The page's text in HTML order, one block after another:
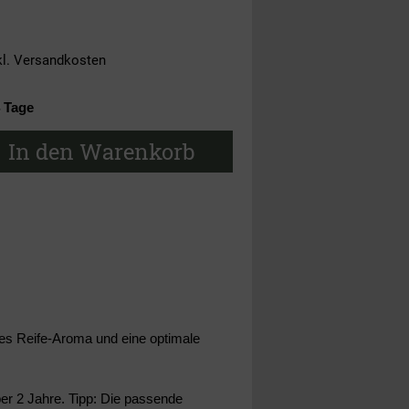
Versandkosten
Tage
In den Warenkorb
Reife-Aroma und eine optimale
2 Jahre. Tipp: Die passende